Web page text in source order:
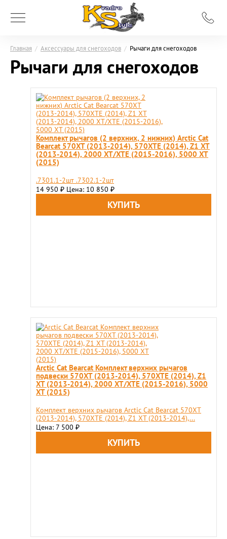
Главная / Аксессуары для снегоходов / Рычаги для снегоходов
Рычаги для снегоходов
Комплект рычагов (2 верхних, 2 нижних) Arсtic Cat
Bearcat 570XT (2013-2014), 570XTE (2014), Z1 XT
(2013-2014), 2000 XT/XTE (2015-2016), 5000 XT
(2015)
.7301.1-2шт .7302.1-2шт
14 950 ₽ Цена: 10 850 ₽
Arctic Cat Bearcat Комплект верхних рычагов
подвески 570XT (2013-2014), 570XTE (2014), Z1
XT (2013-2014), 2000 XT/XTE (2015-2016), 5000
XT (2015)
Комплект верхних рычагов Arctic Cat Bearcat 570XT
(2013-2014), 570XTE (2014), Z1 XT (2013-2014),...
Цена: 7 500 ₽